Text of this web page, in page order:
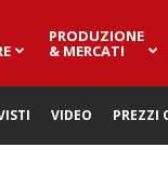
PRODUZIONE
& MERCATI
VIDEO PREZZI